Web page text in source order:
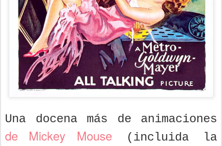
Una docena más de animaciones
de Mickey Mouse(incluida la